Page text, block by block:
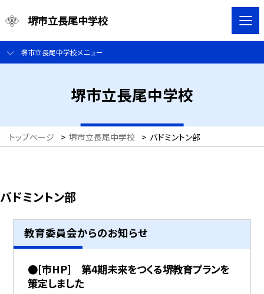
堺市立長尾中学校
堺市立長尾中学校メニュー
堺市立長尾中学校
トップページ > 堺市立長尾中学校 > バドミントン部
バドミントン部
教育委員会からのお知らせ
●[市HP] 第4期未来をつくる堺教育プランを
策定しました